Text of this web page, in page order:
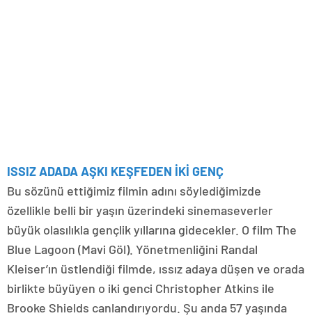
ISSIZ ADADA AŞKI KEŞFEDEN İKİ GENÇ
Bu sözünü ettiğimiz filmin adını söylediğimizde
özellikle belli bir yaşın üzerindeki sinemaseverler
büyük olasılıkla gençlik yıllarına gidecekler. O film The
Blue Lagoon (Mavi Göl). Yönetmenliğini Randal
Kleiser’ın üstlendiği filmde, ıssız adaya düşen ve orada
birlikte büyüyen o iki genci Christopher Atkins ile
Brooke Shields canlandırıyordu. Şu anda 57 yaşında